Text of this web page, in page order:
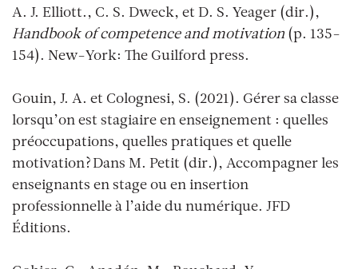
A. J. Elliott., C. S. Dweck, et D. S. Yeager (dir.),
Handbook of competence and motivation (p. 135-
154). New-York: The Guilford press.
Gouin, J. A. et Colognesi, S. (2021). Gérer sa classe
lorsqu’on est stagiaire en enseignement : quelles
préoccupations, quelles pratiques et quelle
motivation? Dans M. Petit (dir.), Accompagner les
enseignants en stage ou en insertion
professionnelle à l’aide du numérique. JFD
Éditions.